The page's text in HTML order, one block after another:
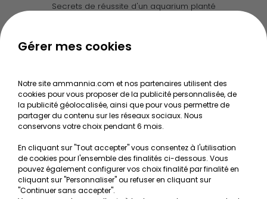
Secrets de réussite d'un aquarium planté
Le journal d'Ammannia
Recherche de Notices de produits
Mentions légales
Conditions générales de vente
RGPD
MON COMPTE
Gérer mes cookies
Notre site ammannia.com et nos partenaires utilisent des
cookies pour vous proposer de la publicité personnalisée, de
la publicité géolocalisée, ainsi que pour vous permettre de
partager du contenu sur les réseaux sociaux. Nous
conservons votre choix pendant 6 mois.
En cliquant sur "Tout accepter" vous consentez à l'utilisation
de cookies pour l'ensemble des finalités ci-dessous. Vous
pouvez également configurer vos choix finalité par finalité en
cliquant sur "Personnaliser" ou refuser en cliquant sur
"Continuer sans accepter".